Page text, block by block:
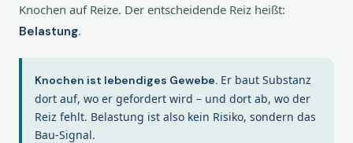
Knochen auf Reize. Der entscheidende Reiz heißt:
Belastung.
Knochen ist lebendiges Gewebe. Er baut Substanz
dort auf, wo er gefordert wird – und dort ab, wo der
Reiz fehlt. Belastung ist also kein Risiko, sondern das
Bau-Signal.